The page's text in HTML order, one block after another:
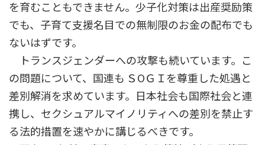
を育むこともできません。少子化対策は出産奨励策
でも、子育て支援名目での無制限のお金の配布でも
ないはずです。
トランスジェンダーへの攻撃も続いています。こ
の問題について、国連も ＳОＧＩを尊重した処遇と
差別解消を求めています。日本社会も国際社会と連
携し、セクシュアルマイノリティへの差別を禁止す
る法的措置を速やかに講じるべきです。